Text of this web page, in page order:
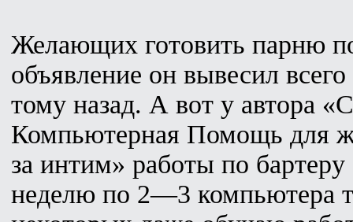
Желающих готовить парню
объявление он вывесил
тому назад. А вот у автора
Компьютерная Помощь для
за интим» работы по
неделю по 2—3 компьютера